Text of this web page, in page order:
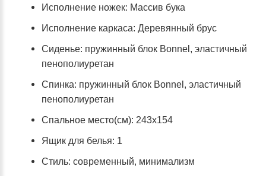
Исполнение ножек: Массив бука
Исполнение каркаса: Деревянный брус
Сиденье: пружинный блок Bonnel, эластичный
пенополиуретан
Спинка: пружинный блок Bonnel, эластичный
пенополиуретан
Спальное место(см): 243х154
Ящик для белья: 1
Стиль: современный, минимализм